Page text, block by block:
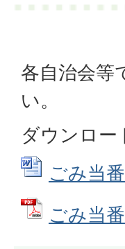
各自治会等
い。
ダウンロー
ごみ当
ごみ当